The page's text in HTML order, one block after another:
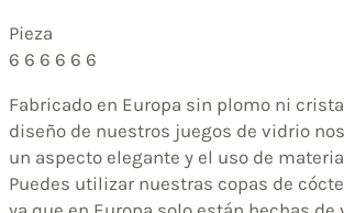
Pieza
6 6 6 6 6 6
Fabricado en Europa sin plomo ni
diseño de nuestros juegos de vidrio
un aspecto elegante y el uso de
Puedes utilizar nuestras copas de